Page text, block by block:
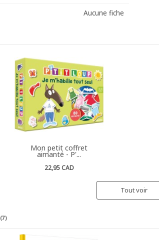
Aucune fiche
Mon petit coffret
aimanté - P'...
22,95 CAD
Tout voir
(7)